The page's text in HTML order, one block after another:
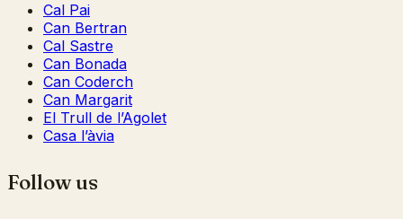
Cal Pai
Can Bertran
Cal Sastre
Can Bonada
Can Coderch
Can Margarit
El Trull de l’Agolet
Casa l’àvia
Follow us